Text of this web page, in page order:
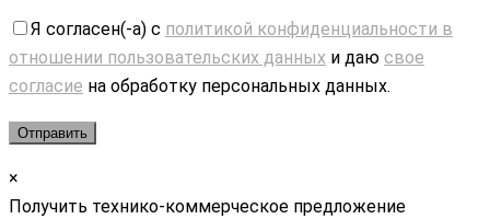
Я согласен(-а) с политикой конфиденциальности в
отношении пользовательских данных и даю свое
согласие на обработку персональных данных.
×
Получить технико-коммерческое предложение